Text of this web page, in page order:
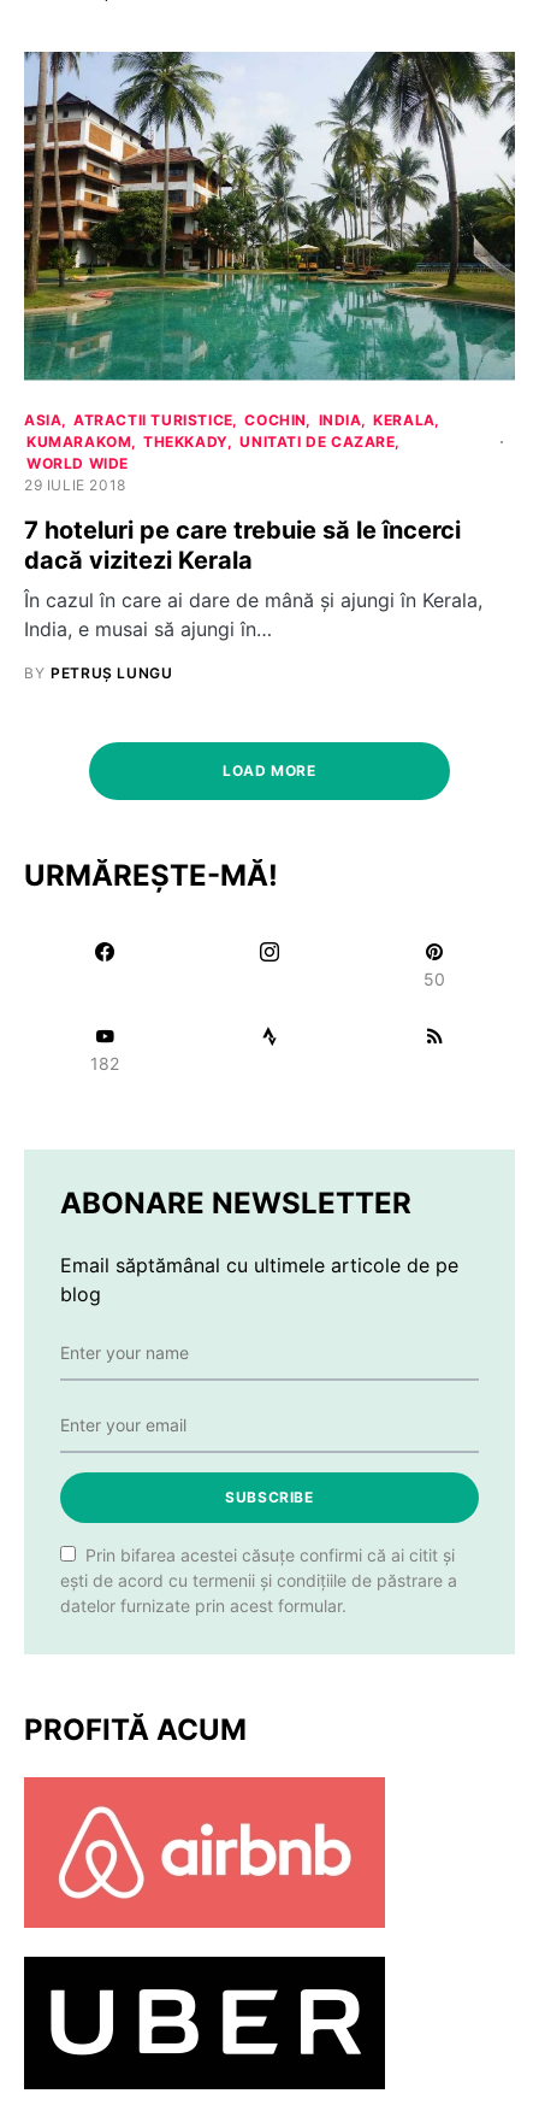
ASIA ATRACTII TURISTICE COCHIN INDIA
KERALA
KUMARAKOM
THEKKADY
UNITATI DE CAZARE
WORLD WIDE
29 IULIE 2018
7 hoteluri pe care trebuie să le încerci
dacă vizitezi Kerala
În cazul în care ai dare de mână și ajungi în Kerala,
India, e musai să ajungi în…
BY PETRUȘ LUNGU
LOAD MORE
URMĂREȘTE-MĂ!
50
182
ABONARE NEWSLETTER
Email săptămânal cu ultimele articole de pe
blog
SUBSCRIBE
Prin bifarea acestei căsuțe confirmi că ai citit și
ești de acord cu termenii și condițiile de păstrare a
datelor furnizate prin acest formular.
PROFITĂ ACUM